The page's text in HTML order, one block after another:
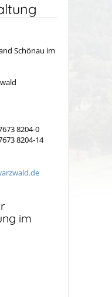
Schönau im
8204-0
8204-14
im